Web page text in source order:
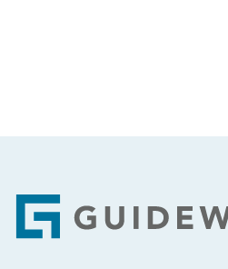
Footer